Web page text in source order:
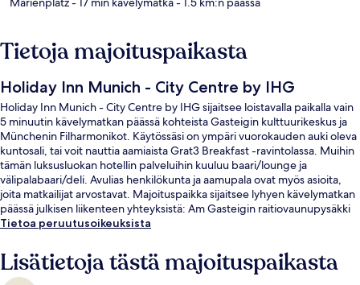
Tietoja majoituspaikasta
Holiday Inn Munich - City Centre by IHG
Holiday Inn Munich - City Centre by IHG sijaitsee loistavalla paikalla vain
5 minuutin kävelymatkan päässä kohteista Gasteigin kulttuurikeskus ja
Münchenin Filharmonikot. Käytössäsi on ympäri vuorokauden auki oleva
kuntosali, tai voit nauttia aamiaista Grat3 Breakfast -ravintolassa. Muihin
tämän luksusluokan hotellin palveluihin kuuluu baari/lounge ja
välipalabaari/deli. Avulias henkilökunta ja aamupala ovat myös asioita,
joita matkailijat arvostavat. Majoituspaikka sijaitsee lyhyen kävelymatkan
päässä julkisen liikenteen yhteyksistä: Am Gasteigin raitiovaunupysäkki
sijaitsee 4 minuutin ja Deutsches Museumin raitiovaunupysäkki 5
Tietoa peruutusoikeuksista
Lisätietoja tästä majoituspaikasta